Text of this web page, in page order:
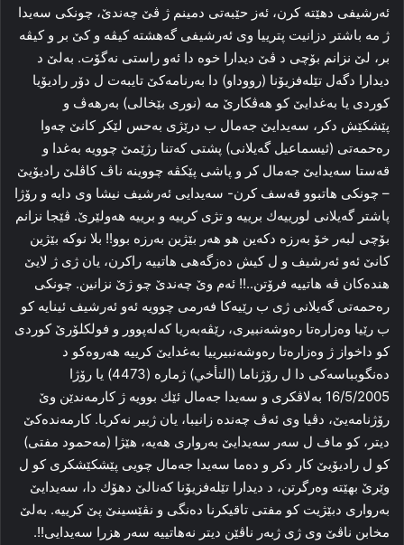
ئه‌رشيفى دهێته‌ كرن، ئه‌ز حێبه‌تى دمينم ژ ڤێ چه‌ندێ، چونكى سه‌يدا
ژ مه‌ باشتر دزانيت پترييا وى ئه‌رشيفى گه‌هشته‌ كيڤه‌ و كێ بر و كيڤه‌
بر، لێ نزانم بۆچى د ڤێ ديدارا خوە دا ئه‌و راستى نه‌گۆت. به‌لێ د
ديدارا دگه‌ل تێله‌فزيۆنا (رووداو) دا به‌رنامه‌كێ تايبه‌ت ل دۆر راديۆيا
كوردى يا به‌غدایێ كو هه‌ڤكارێ مه‌ (نورى بێخالى) به‌رهه‌ڤ و
پێشكێش دكر، سه‌يدايێ جه‌مال ب درێژى به‌حس لێكر كانێ چه‌وا
ره‌حمه‌تى (ئيسماعيل گه‌يلانى) پشتى كه‌تنا رژێمێ چوويه‌ به‌غدا و
قه‌ستا سه‌يدايێ جه‌مال كر و پاشى پێكڤه‌ چووينه‌ ناڤ كاڤلێ راديۆيێ
– چونكى هاتبوو قه‌سف كرن- سه‌يدايى ئه‌رشيف نيشا وى دايه‌ و رۆژا
پاشتر گه‌يلانى لورييه‌ك برييه‌ و تژى كرييه‌ و برييه‌ هه‌ولێرێ. ڤێجا نزانم
بۆچى لبه‌ر خۆ به‌رزه‌ دكه‌ين هو هه‌ر بێژين به‌رزه‌ بوو!! بلا نوكه‌ بێژين
كانێ ئه‌و ئه‌رشيف و ل كيش ده‌زگه‌هى هاتييه‌ راكرن، يان ژى ژ لايێ
هنده‌كان ڤه‌ هاتييه‌ فرۆتن..!! ئه‌م وێ چه‌ندێ چو ژێ نزانين. چونكى
ره‌حمه‌تى گه‌يلانى ژى ب رێيه‌كا فه‌رمى چوويه‌ ئه‌و ئه‌رشيف ئينايه‌ كو
ب رێيا وه‌زاره‌تا ره‌وشه‌نبيرى، رێڤه‌به‌ريا كه‌له‌پوور و فولكلۆرێ كوردى
كو داخواز ژ وه‌زاره‌تا ره‌وشه‌نبيرييا به‌غدایێ كرييه‌ هه‌روه‌كو د
ده‌نگوبباسه‌كى دا ل رۆژناما (التأخي) ژماره‌ (4473) يا رۆژا
16/5/2005 به‌لاڤكرى و سه‌يدا جه‌مال ئێك بوويه‌ ژ كارمه‌ندێن وێ
رۆژنامه‌يێ، دڤيا وى ئه‌ڤ چه‌نده‌ زانيبا، يان ژبير نه‌كربا. كارمه‌نده‌كێ
ديتر، كو ماف ل سه‌ر سه‌يدايێ به‌روارى هه‌يه‌، هێژا (مه‌حمود مفتى)
كو ل راديۆيێ كار دكر و ده‌ما سه‌يدا جه‌مال چويى پێشكێشكرى كو ل
وێرێ بهێته‌ وه‌رگرتن، د ديدارا تێله‌فزيۆنا كه‌نالێ دهۆك دا، سه‌يدايێ
به‌روارى دبێژيت كو مفتى تاقيكرنا ده‌نگى و نڤێسينێ پێ كرييه‌. به‌لێ
مخابن ناڤێ وى ژى ژبه‌ر ناڤێن ديتر نه‌هاتييه‌ سه‌ر هزرا سه‌يدايى!!.